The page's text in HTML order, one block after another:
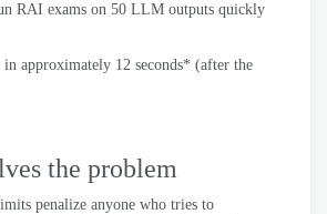
RAI exams on 50 LLM outputs quickly
in approximately 12 seconds* (after the
the problem
penalize anyone who tries to